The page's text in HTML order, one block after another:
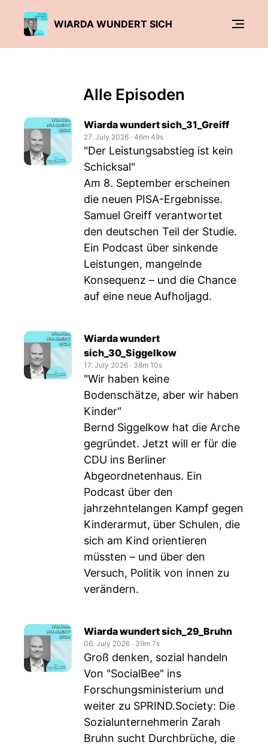
WIARDA WUNDERT SICH
Alle Episoden
Wiarda wundert sich_31_Greiff
27. July 2026 ‧ 46m 49s
"Der Leistungsabstieg ist kein
Schicksal"
Am 8. September erscheinen
die neuen PISA-Ergebnisse.
Samuel Greiff verantwortet
den deutschen Teil der Studie.
Ein Podcast über sinkende
Leistungen, mangelnde
Konsequenz – und die Chance
auf eine neue Aufholjagd.
Wiarda wundert
sich_30_Siggelkow
17. July 2026 ‧ 38m 10s
"Wir haben keine
Bodenschätze, aber wir haben
Kinder"
Bernd Siggelkow hat die Arche
gegründet. Jetzt will er für die
CDU ins Berliner
Abgeordnetenhaus. Ein
Podcast über den
jahrzehntelangen Kampf gegen
Kinderarmut, über Schulen, die
sich am Kind orientieren
müssten – und über den
Versuch, Politik von innen zu
verändern.
Wiarda wundert sich_29_Bruhn
06. July 2026 ‧ 39m 7s
Groß denken, sozial handeln
Von "SocialBee" ins
Forschungsministerium und
weiter zu SPRIND.Society: Die
Sozialunternehmerin Zarah
Bruhn sucht Durchbrüche, die